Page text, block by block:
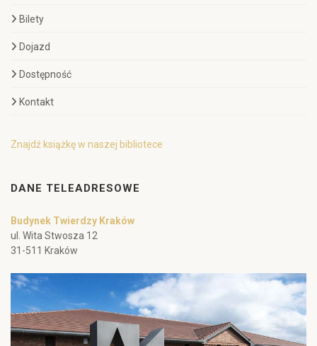
Bilety
Dojazd
Dostępność
Kontakt
Znajdź książkę w naszej bibliotece
DANE TELEADRESOWE
Budynek Twierdzy Kraków
ul. Wita Stwosza 12
31-511 Kraków